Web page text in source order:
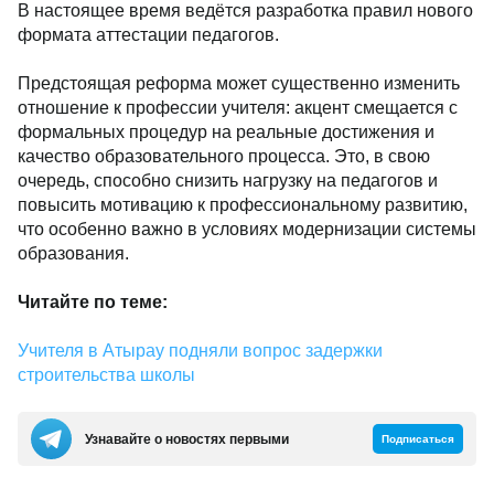
В настоящее время ведётся разработка правил нового
формата аттестации педагогов.
Предстоящая реформа может существенно изменить
отношение к профессии учителя: акцент смещается с
формальных процедур на реальные достижения и
качество образовательного процесса. Это, в свою
очередь, способно снизить нагрузку на педагогов и
повысить мотивацию к профессиональному развитию,
что особенно важно в условиях модернизации системы
образования.
Читайте по теме:
Учителя в Атырау подняли вопрос задержки
строительства школы
Узнавайте о новостях первыми Подписаться